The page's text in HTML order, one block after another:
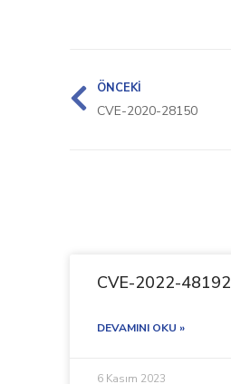
ÖNCEKI
CVE-2020-28150
CVE-2022-48192
DEVAMINI OKU »
6 Kasım 2023